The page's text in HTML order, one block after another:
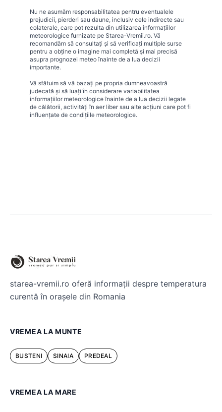
Nu ne asumăm responsabilitatea pentru eventualele
prejudicii, pierderi sau daune, inclusiv cele indirecte sau
colaterale, care pot rezulta din utilizarea informațiilor
meteorologice furnizate pe Starea-Vremii.ro. Vă
recomandăm să consultați și să verificați multiple surse
pentru a obține o imagine mai completă și mai precisă
asupra prognozei meteo înainte de a lua decizii
importante.
Vă sfătuim să vă bazați pe propria dumneavoastră
judecată și să luați în considerare variabilitatea
informațiilor meteorologice înainte de a lua decizii legate
de călătorii, activități în aer liber sau alte acțiuni care pot fi
influențate de condițiile meteorologice.
starea-vremii.ro oferă informații despre temperatura
curentă în orașele din Romania
VREMEA LA MUNTE
BUSTENI SINAIA PREDEAL
VREMEA LA MARE